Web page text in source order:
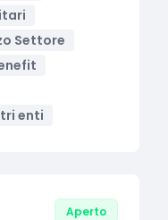
Settore
enti
Aperto